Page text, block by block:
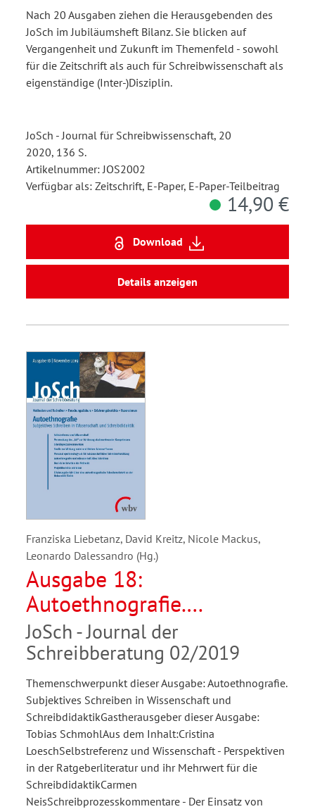
Nach 20 Ausgaben ziehen die Herausgebenden des
JoSch im Jubiläumsheft Bilanz. Sie blicken auf
Vergangenheit und Zukunft im Themenfeld - sowohl
für die Zeitschrift als auch für Schreibwissenschaft als
eigenständige (Inter-)Disziplin.
JoSch - Journal für Schreibwissenschaft, 20
2020, 136 S.
Artikelnummer: JOS2002
Verfügbar als: Zeitschrift, E-Paper, E-Paper-Teilbeitrag
14,90 €
Download
Details anzeigen
Franziska Liebetanz, David Kreitz, Nicole Mackus,
Leonardo Dalessandro (Hg.)
Ausgabe 18:
Autoethnografie.
Subjektives Schreiben in
Wissenschaft und
Schreibdidaktik
JoSch - Journal der
Schreibberatung 02/2019
Themenschwerpunkt dieser Ausgabe: Autoethnografie.
Subjektives Schreiben in Wissenschaft und
SchreibdidaktikGastherausgeber dieser Ausgabe:
Tobias SchmohlAus dem Inhalt:Cristina
LoeschSelbstreferenz und Wissenschaft - Perspektiven
in der Ratgeberliteratur und ihr Mehrwert für die
SchreibdidaktikCarmen
NeisSchreibprozesskommentare - Der Einsatz von